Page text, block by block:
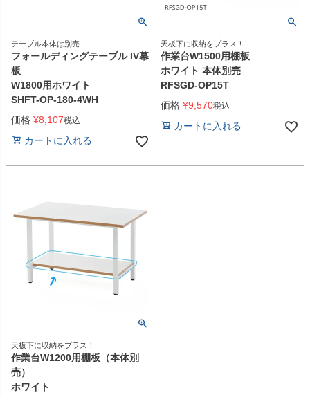
テーブル本体は別売
フォールディングテーブル IV幕
板
W1800用ホワイト
SHFT-OP-180-4WH
価格 ¥8,107税込
カートに入れる
天板下に収納をプラス！
作業台W1500用棚板
ホワイト 本体別売
RFSGD-OP15T
価格 ¥9,570税込
カートに入れる
天板下に収納をプラス！
作業台W1200用棚板（本体別
売）
ホワイト